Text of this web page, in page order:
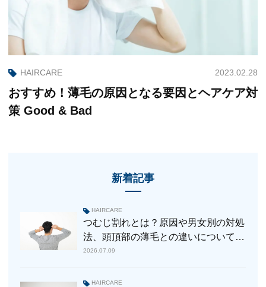
おすすめ！薄毛の原因となる要因とヘアケア対
策 Good & Bad
2023.02.28
HAIRCARE
新着記事
つむじ割れとは？原因や男女別の対処
法、頭頂部の薄毛との違いについて解
説
2026.07.09
HAIRCARE
HAIRCARE